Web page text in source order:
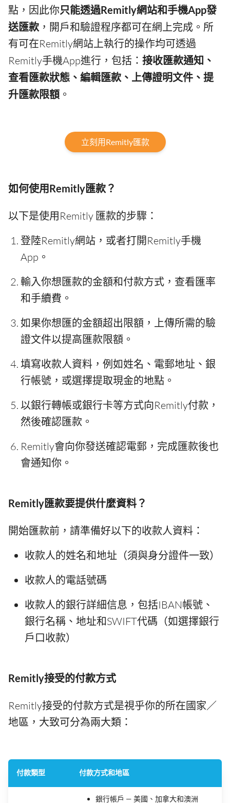
點，因此你只能透過Remitly網站和手機App發
送匯款 ，開戶和驗證程序都可在網上完成。所
有可在Remitly網站上執行的操作均可透過
Remitly手機App進行，包括： 接收匯款通知、
查看匯款狀態、編輯匯款、上傳證明文件、提
升匯款限額 。
立刻用Remitly匯款
如何使用Remitly匯款？
以下是使用Remitly 匯款的步驟：
登陸Remitly網站，或者打開Remitly手機
App。
輸入你想匯款的金額和付款方式，查看匯率
和手續費。
如果你想匯的金額超出限額，上傳所需的驗
證文件以提高匯款限額。
填寫收款人資料，例如姓名、電郵地址、銀
行帳號，或選擇提取現金的地點。
以銀行轉帳或銀行卡等方式向Remitly付款，
然後確認匯款。
Remitly會向你發送確認電郵，完成匯款後也
會通知你。
Remitly匯款要提供什麼資料？
開始匯款前，請準備好以下的收款人資料：
收款人的姓名和地址（須與身分證件一致）
收款人的電話號碼
收款人的銀行詳細信息，包括IBAN帳號、
銀行名稱、地址和SWIFT代碼（如選擇銀行
戶口收款）
Remitly接受的付款方式
Remitly接受的付款方式是視乎你的所在國家／
地區，大致可分為兩大類：
付款類型 付款方式和地區
銀行帳戶 — 美國、加拿大和澳洲